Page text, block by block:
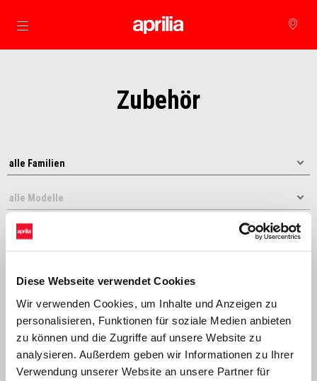
Diese Webseite verwendet Cookies
Wir verwenden Cookies, um Inhalte und Anzeigen zu
personalisieren, Funktionen für soziale Medien anbieten
zu können und die Zugriffe auf unsere Website zu
analysieren. Außerdem geben wir Informationen zu Ihrer
Verwendung unserer Website an unsere Partner für
zurück zum Hauptinhalt
Zubehör
sortiert nach: